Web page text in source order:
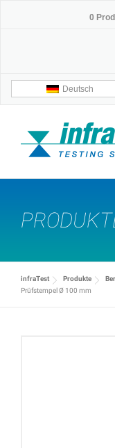
0
Deutsch
infraTest Produkte
Prüfstempel Ø 100 mm